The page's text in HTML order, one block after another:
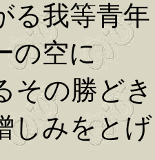
我等青年
空に
の勝ど
みをとげ